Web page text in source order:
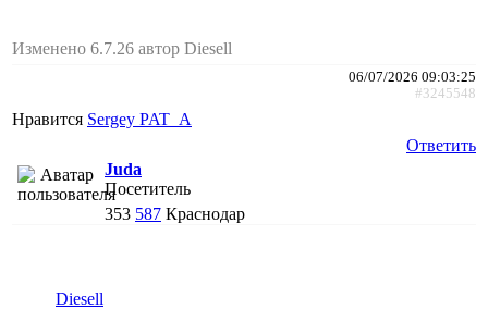
Изменено 6.7.26 автор Diesell
06/07/2026 09:03:25
#3245548
Нравится Sergey PAT_A
Ответить
Juda
Посетитель
353 587 Краснодар
Diesell